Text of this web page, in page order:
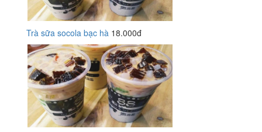
Trà sữa socola bạc hà 18.000đ